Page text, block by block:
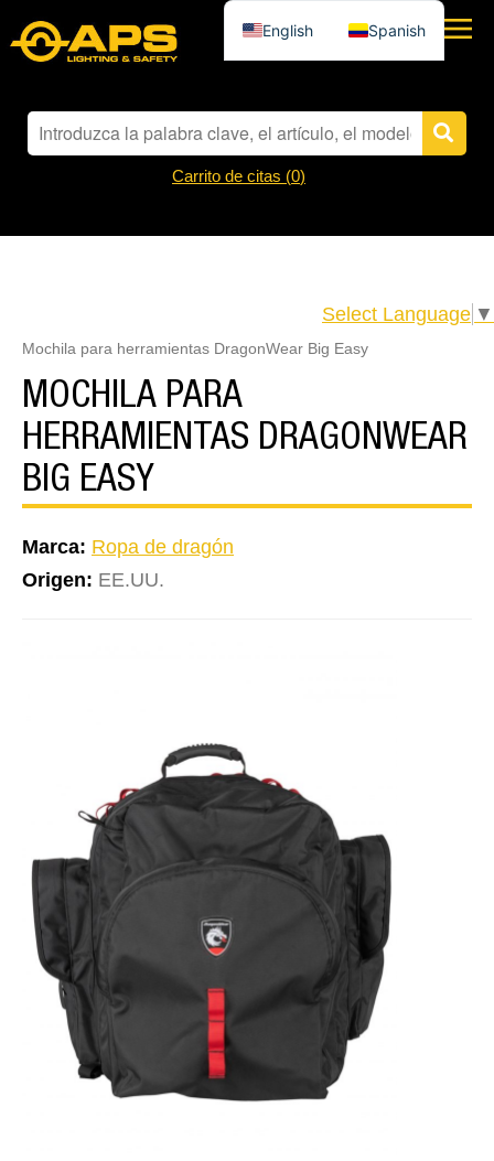
Carrito de citas (0)
Select Language ▼
Mochila para herramientas DragonWear Big Easy
MOCHILA PARA
HERRAMIENTAS DRAGONWEAR
BIG EASY
Marca: Ropa de dragón
Origen: EE.UU.
English Spanish